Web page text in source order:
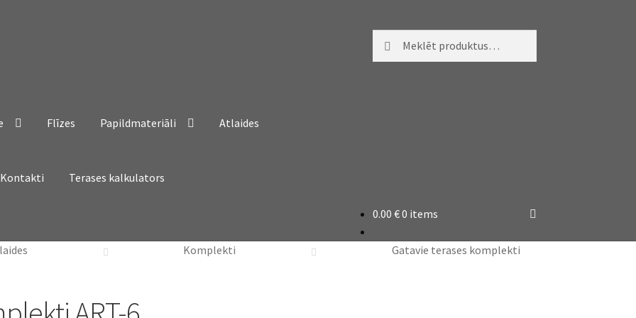
Flīzes Papildmateriāli Atlaides
Kontakti Terases kalkulators
0.00 €0 items
Komplekti
Gatavie terases komplekti